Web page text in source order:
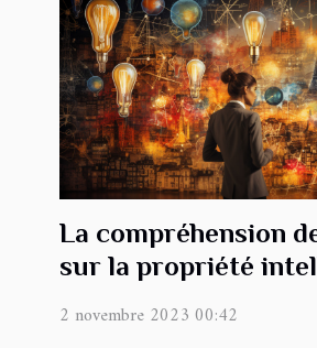
La compréhension
sur la propriété
2 novembre 2023 00:42